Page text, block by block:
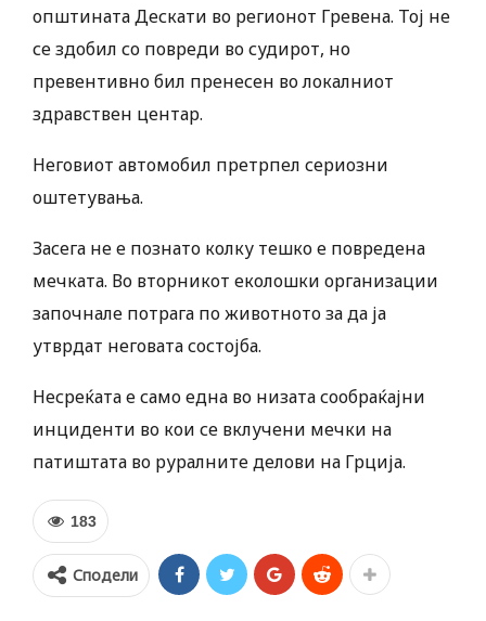
општината Дескати во регионот Гревена. Тој не
се здобил со повреди во судирот, но
превентивно бил пренесен во локалниот
здравствен центар.
Неговиот автомобил претрпел сериозни
оштетувања.
Засега не е познато колку тешко е повредена
мечката. Во вторникот еколошки организации
започнале потрага по животното за да ја
утврдат неговата состојба.
Несреќата е само една во низата сообраќајни
инциденти во кои се вклучени мечки на
патиштата во руралните делови на Грција.
183
Сподели